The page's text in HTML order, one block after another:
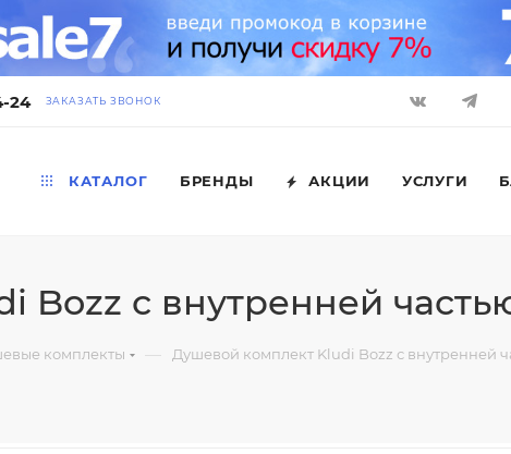
24 ЗАКАЗАТЬ ЗВОНОК
КАТАЛОГ БРЕНДЫ АКЦИИ УСЛУГИ
Bozz с внутренней
комплекты — Душевой комплект Kludi Bozz с внутренней